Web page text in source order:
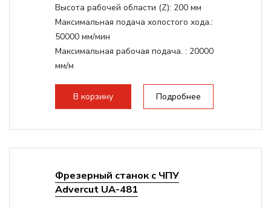
Высота рабочей области (Z): 200 мм
Максимальная подача холостого хода.:
50000 мм/мин
Максимальная рабочая подача. : 20000
мм/м
стандартно:Вакуумный стол
Цанговый патрон:ER32
В корзину Подробнее
Фрезерный станок с ЧПУ
Advercut UA-481